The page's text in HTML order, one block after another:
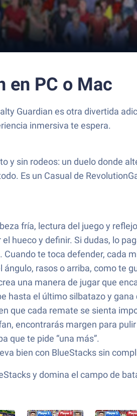
en PC o Mac
Guardian es otra divertida
inmersiva te espera.
y sin rodeos: un duelo donde
Es un Casual de
fría, lectura del juego y
hueco y definir. Si dudas, lo
te toca defender, cada
rasos o arriba, como te
una manera de jugar que
hasta el último silbatazo y gana
que cada remate se sienta
encontrarás margen para
que te pide “una más”.
bien con BlueStacks sin
y domina el campo de